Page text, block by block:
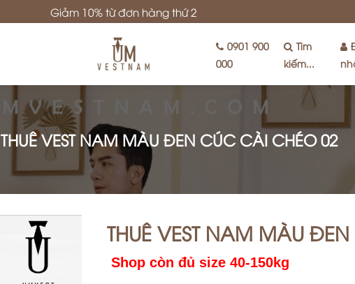
Giảm 10% từ đơn hàng thứ 2
0901 900
000
Tìm
kiếm...
THUÊ VEST NAM MÀU ĐEN CÚC CÀI CHÉO 02
THUÊ VEST NAM MÀU
Shop còn đủ size 40-150kg